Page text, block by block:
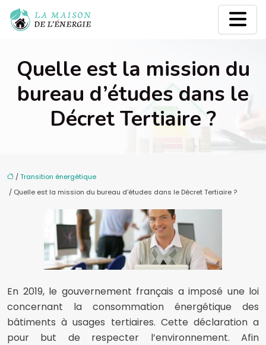
Quelle est la mission du
bureau d’études dans le
Décret Tertiaire ?
/Transition énergétique
/ Quelle est la mission du bureau d’études dans le Décret Tertiaire ?
En 2019, le gouvernement français a imposé une loi
concernant la consommation énergétique des
bâtiments à usages tertiaires. Cette déclaration a
pour but de respecter l’environnement. Afin